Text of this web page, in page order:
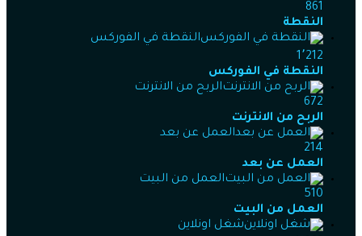
861
النقطة
النقطة في الفوركس
1٬212
النقطة في الفوركس
الربح من الانترنت
672
الربح من الانترنت
العمل عن بعد
214
العمل عن بعد
العمل من البيت
510
العمل من البيت
شغل اونلاين